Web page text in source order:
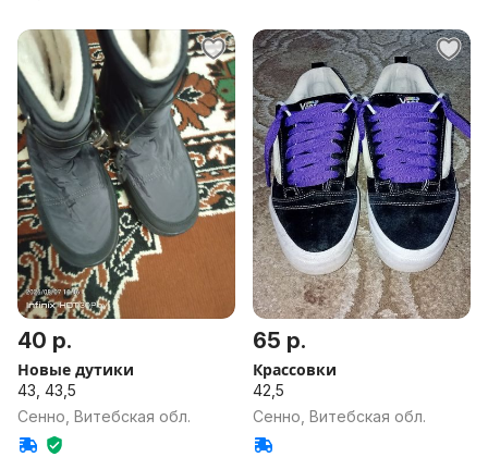
40 р.
Новые дутики
43, 43,5
Сенно, Витебская обл.
65 р.
Крассовки
42,5
Сенно, Витебская обл.